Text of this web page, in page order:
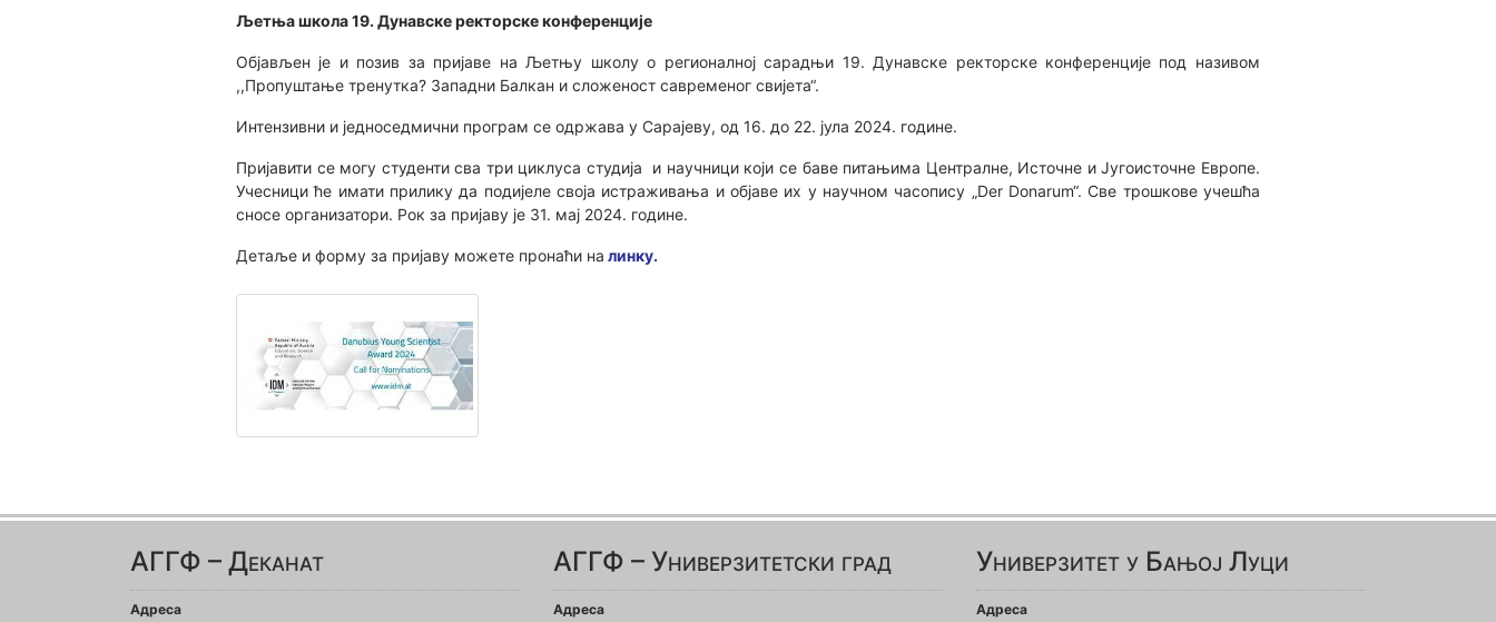
Љетња школа 19. Дунавске ректорске конференције
Објављен је и позив за пријаве на Љетњу школу о регионалној сарадњи 19. Дунавске ректорске конференције под називом
,,Пропуштање тренутка? Западни Балкан и сложеност савременог свијета“.
Интензивни и једноседмични програм се одржава у Сарајеву, од 16. до 22. јула 2024. године.
Пријавити се могу студенти сва три циклуса студија и научници који се баве питањима Централне, Источне и Југоисточне Европе.
Учесници ће имати прилику да подијеле своја истраживања и објаве их у научном часопису „Der Donarum“. Све трошкове учешћа
сносе организатори. Рок за пријаву је 31. мај 2024. године.
Детаље и форму за пријаву можете пронаћи на линку.
АГГФ – Деканат
Адреса
АГГФ – Универзитетски град
Адреса
Универзитет у Бањој Луци
Адреса